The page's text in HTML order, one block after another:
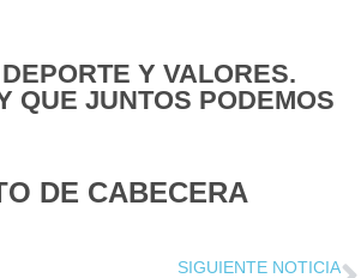
Y VALORES.
QUE JUNTOS PODEMOS
DE CABECERA
SIGUIENTE NOTICIA